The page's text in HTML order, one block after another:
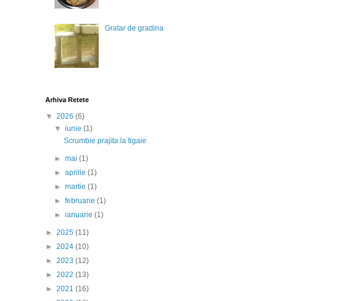
Gratar de gradina
Arhiva Retete
▼ 2026 (6)
▼iunie(1)
Scrumbie prajita la tigaie
►mai(1)
►aprilie(1)
►martie(1)
►februarie(1)
►ianuarie(1)
► 2025 (11)
► 2024 (10)
► 2023 (12)
► 2022 (13)
► 2021 (16)